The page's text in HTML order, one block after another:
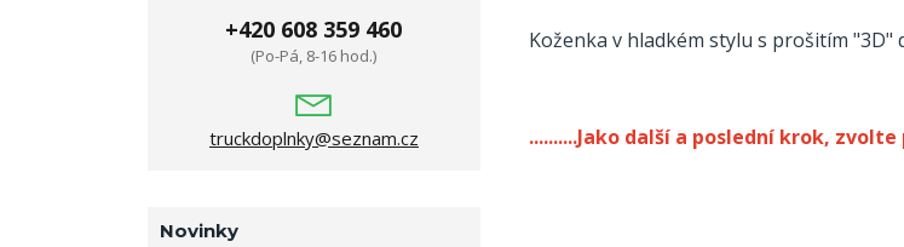
Koženka v hladkém stylu s prošitím
..........Jako další a poslední krok,
+420 608 359 460
(Po-Pá, 8-16 hod.)
truckdoplnky@seznam.cz
Novinky